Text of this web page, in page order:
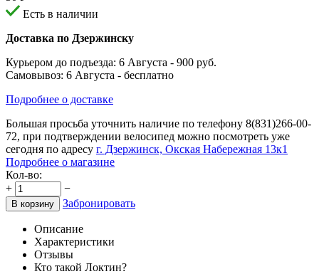
Есть в наличии
Доставка по Дзержинску
Курьером до подъезда: 6 Августа - 900 руб.
Самовывоз: 6 Августа - бесплатно
Подробнее о доставке
Большая просьба уточнить наличие по телефону 8(831)266-00-
72, при подтверждении велосипед можно посмотреть уже
сегодня по адресу г. Дзержинск, Окская Набережная 13к1
Подробнее о магазине
Кол-во:
+
−
В корзину Забронировать
Описание
Характеристики
Отзывы
Кто такой Локтин?